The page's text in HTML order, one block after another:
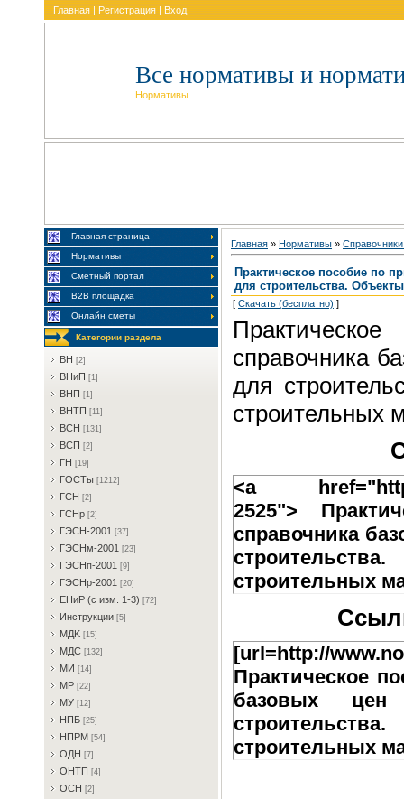
Главная | Регистрация | Вход
Все нормативы и
Нормативы
Главная страница
Нормативы
Сметный портал
В2В площадка
Онлайн сметы
Категории раздела
BH [2]
BHиП [1]
BHП [1]
BHTП [11]
BCH [131]
BCП [2]
ГH [19]
ГOCTы [1212]
ГCH [2]
ГCHp [2]
ГЭCH-2001 [37]
ГЭCHм-2001 [23]
ГЭCHп-2001 [9]
ГЭCHp-2001 [20]
EHиP (c изм. 1-3) [72]
Инcтpукции [5]
MДK [15]
MДC [132]
MИ [14]
MP [22]
MУ [12]
HПБ [25]
HПPM [54]
OДH [7]
OHTП [4]
OCH [2]
Главная » Нормативы »
Практическое пособие по
для строительства.
[ Скачать (бесплатно) ]
справочника
для
строительных
<a href="http://
2525">
справочника
строительных
[url=http://
Практическое
базовых
строительных